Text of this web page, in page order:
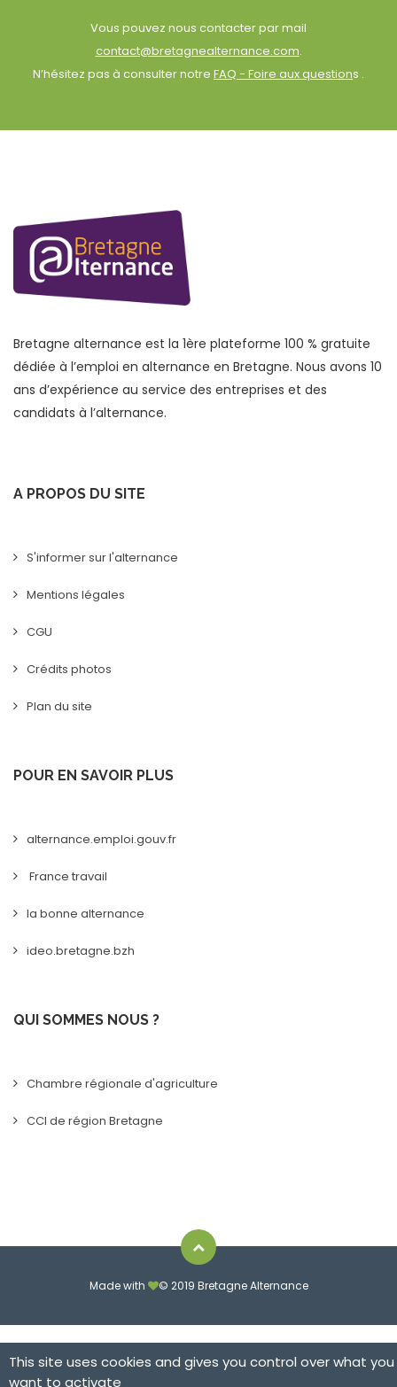
Vous pouvez nous contacter par mail
contact@bretagnealternance.com.
N’hésitez pas à consulter notre FAQ - Foire aux questions .
Bretagne alternance est la 1ère plateforme 100 % gratuite
dédiée à l’emploi en alternance en Bretagne. Nous avons 10
ans d’expérience au service des entreprises et des
candidats à l’alternance.
A PROPOS DU SITE
S'informer sur l'alternance
Mentions légales
CGU
Crédits photos
Plan du site
POUR EN SAVOIR PLUS
alternance.emploi.gouv.fr
France travail
la bonne alternance
ideo.bretagne.bzh
QUI SOMMES NOUS ?
Chambre régionale d'agriculture
CCI de région Bretagne
Made with © 2019 Bretagne Alternance
This site uses cookies and gives you control over what you
want to activate